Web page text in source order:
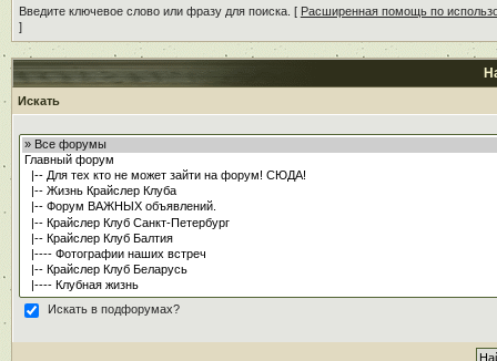
Введите ключевое слово или фразу для поиска. [ Расширенная помощь по
]
Искать
Искать в подфорумах?